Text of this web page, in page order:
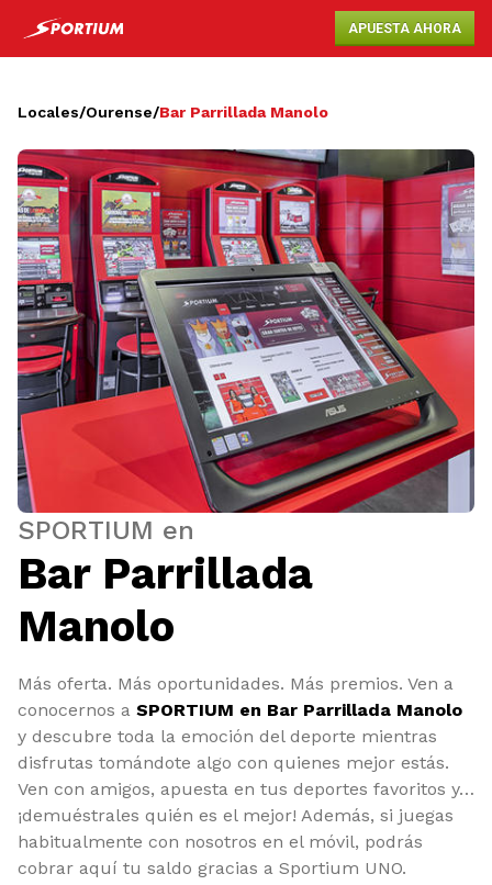
APUESTA AHORA
Locales/Ourense/Bar Parrillada Manolo
SPORTIUM en
Bar Parrillada
Manolo
Más oferta. Más oportunidades. Más premios. Ven a
conocernos a SPORTIUM en Bar Parrillada Manolo
y descubre toda la emoción del deporte mientras
disfrutas tomándote algo con quienes mejor estás.
Ven con amigos, apuesta en tus deportes favoritos y…
¡demuéstrales quién es el mejor! Además, si juegas
habitualmente con nosotros en el móvil, podrás
cobrar aquí tu saldo gracias a Sportium UNO.